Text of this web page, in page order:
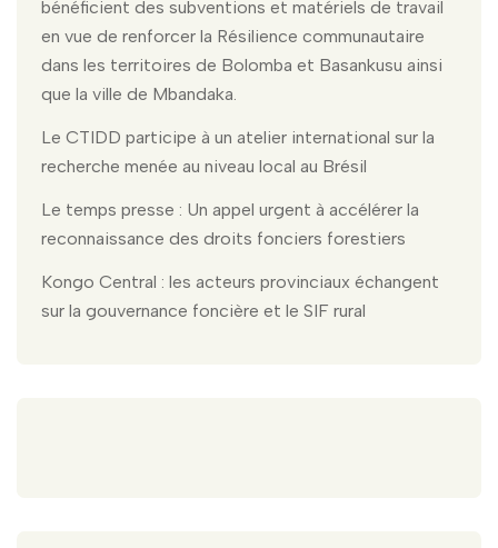
bénéficient des subventions et matériels de travail
en vue de renforcer la Résilience communautaire
dans les territoires de Bolomba et Basankusu ainsi
que la ville de Mbandaka.
Le CTIDD participe à un atelier international sur la
recherche menée au niveau local au Brésil
Le temps presse : Un appel urgent à accélérer la
reconnaissance des droits fonciers forestiers
Kongo Central : les acteurs provinciaux échangent
sur la gouvernance foncière et le SIF rural